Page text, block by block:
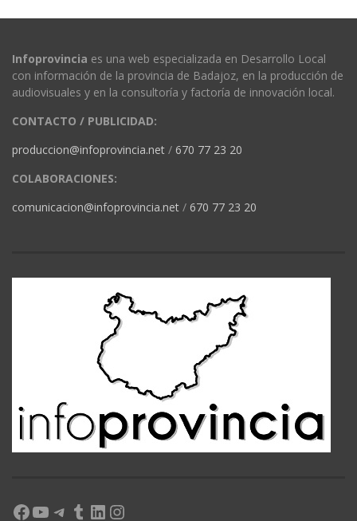
Infoprovincia es una web especializada en Desarrollo Local
con información de la provincia de Badajoz, en la producción de
audiovisuales y en la consultoría y factoría de innovación local.
CONTACTO / PUBLICIDAD:
produccion@infoprovincia.net / 670 77 23 20
COLABORACIONES:
comunicacion@infoprovincia.net / 670 77 23 20
Facebook
YouTube
Telegram
Tumblr
LinkedIn
Instagram